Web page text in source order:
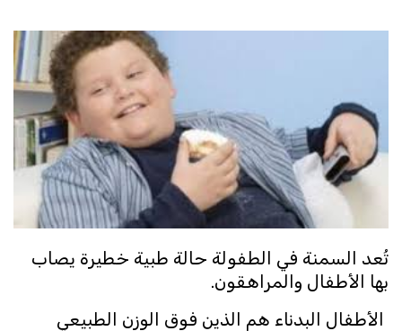
تُعد السمنة في الطفولة حالة طبية خطيرة يصاب
بها الأطفال والمراهقون.
الأطفال البدناء هم الذين فوق الوزن الطبيعي